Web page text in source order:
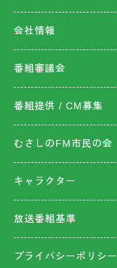
会社情報
番組審議会
番組提供 / CM募集
むさしのFM市民の会
キャラクター
放送番組基準
プライバシーポリシー